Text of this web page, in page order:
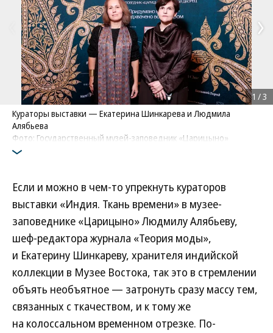
Кураторы выставки — Екатерина Шинкарева и Людмила
Алябьева
Фото: Государственный музей-заповедник «Царицыно»
1 /3
Если и можно в чем-то упрекнуть кураторов
выставки «Индия. Ткань времени» в музее-
заповеднике «Царицыно» Людмилу Алябьеву,
шеф-редактора журнала «Теория моды»,
и Екатерину Шинкареву, хранителя индийской
коллекции в Музее Востока, так это в стремлении
объять необъятное — затронуть сразу массу тем,
связанных с ткачеством, и к тому же
на колоссальном временном отрезке. По-